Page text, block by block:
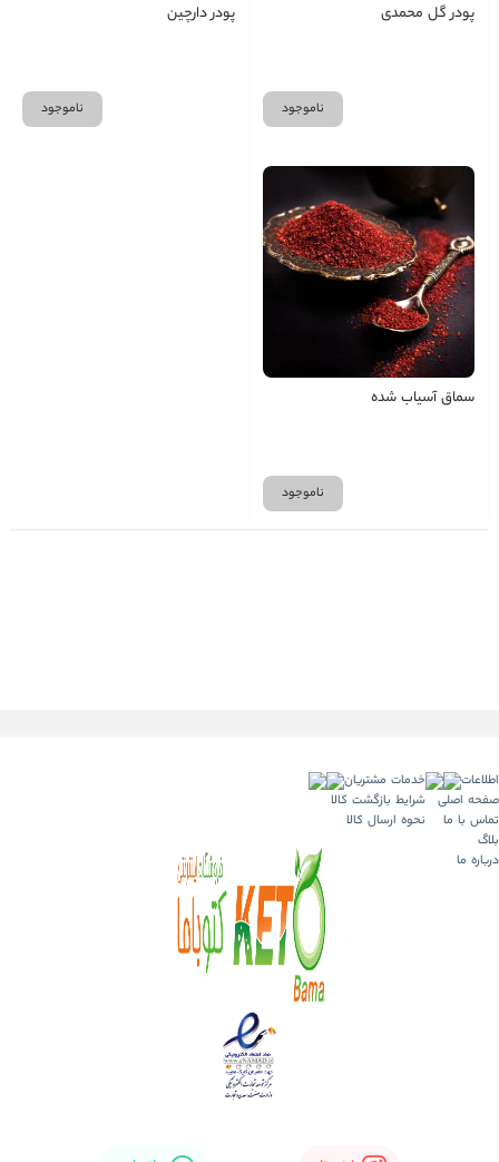
پودر گل محمدی
ناموجود
پودر دارچین
ناموجود
سماق آسیاب شده
ناموجود
اطلاعات
صفحه اصلی
تماس با ما
بلاگ
درباره ما
خدمات مشتریان
شرایط بازگشت کالا
نحوه ارسال کالا